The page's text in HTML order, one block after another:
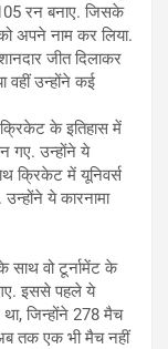
रन बनाए. जिसके
अपने नाम कर लिया.
जीत दिलाकर
वहीं उन्होंने कई
क्रिकेट के इतिहास में
गए. उन्होंने ये
क्रिकेट में यूनिवर्स
ये कारनामा
वो टूर्नामेंट के
इससे पहले ये
था, जिन्होंने 278 मैच
तक एक भी मैच नहीं